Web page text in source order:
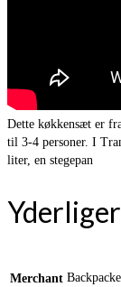
Dette køkkensæt er
til 3-4 personer. I
liter, en stegepan
Merchant